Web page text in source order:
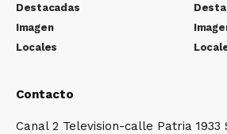
Destacadas
Imagen
Locales
Contacto
Canal 2 Television-calle Patria 1933